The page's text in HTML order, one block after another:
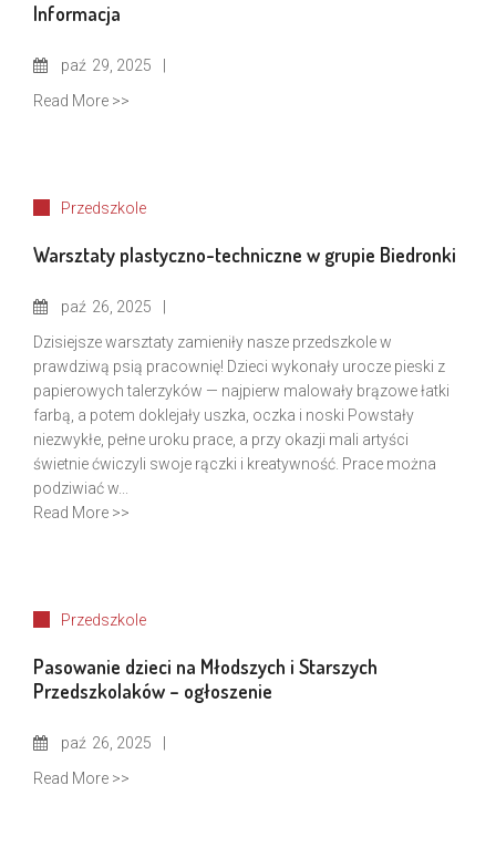
Informacja
paź 29, 2025
Read More >>
Przedszkole
Warsztaty plastyczno-techniczne w grupie Biedronki
paź 26, 2025
Dzisiejsze warsztaty zamieniły nasze przedszkole w
prawdziwą psią pracownię! Dzieci wykonały urocze pieski z
papierowych talerzyków — najpierw malowały brązowe łatki
farbą, a potem doklejały uszka, oczka i noski Powstały
niezwykłe, pełne uroku prace, a przy okazji mali artyści
świetnie ćwiczyli swoje rączki i kreatywność. Prace można
podziwiać w...
Read More >>
Przedszkole
Pasowanie dzieci na Młodszych i Starszych
Przedszkolaków – ogłoszenie
paź 26, 2025
Read More >>